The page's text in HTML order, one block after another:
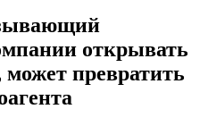
открывать
превратить